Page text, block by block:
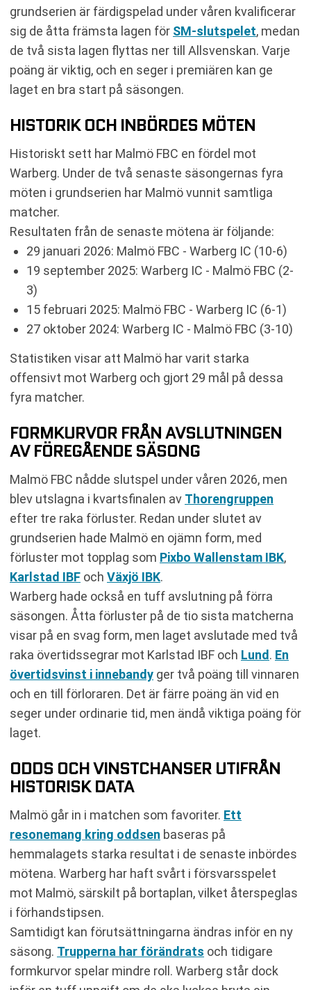
grundserien är färdigspelad under våren kvalificerar
sig de åtta främsta lagen för SM-slutspelet, medan
de två sista lagen flyttas ner till Allsvenskan. Varje
poäng är viktig, och en seger i premiären kan ge
laget en bra start på säsongen.
HISTORIK OCH INBÖRDES MÖTEN
Historiskt sett har Malmö FBC en fördel mot
Warberg. Under de två senaste säsongernas fyra
möten i grundserien har Malmö vunnit samtliga
matcher.
Resultaten från de senaste mötena är följande:
29 januari 2026: Malmö FBC - Warberg IC (10-6)
19 september 2025: Warberg IC - Malmö FBC (2-
3)
15 februari 2025: Malmö FBC - Warberg IC (6-1)
27 oktober 2024: Warberg IC - Malmö FBC (3-10)
Statistiken visar att Malmö har varit starka
offensivt mot Warberg och gjort 29 mål på dessa
fyra matcher.
FORMKURVOR FRÅN AVSLUTNINGEN
AV FÖREGÅENDE SÄSONG
Malmö FBC nådde slutspel under våren 2026, men
blev utslagna i kvartsfinalen av Thorengruppen
efter tre raka förluster. Redan under slutet av
grundserien hade Malmö en ojämn form, med
förluster mot topplag som Pixbo Wallenstam IBK,
Karlstad IBF och Växjö IBK.
Warberg hade också en tuff avslutning på förra
säsongen. Åtta förluster på de tio sista matcherna
visar på en svag form, men laget avslutade med två
raka övertidssegrar mot Karlstad IBF och Lund. En
övertidsvinst i innebandy ger två poäng till vinnaren
och en till förloraren. Det är färre poäng än vid en
seger under ordinarie tid, men ändå viktiga poäng för
laget.
ODDS OCH VINSTCHANSER UTIFRÅN
HISTORISK DATA
Malmö går in i matchen som favoriter. Ett
resonemang kring oddsen baseras på
hemmalagets starka resultat i de senaste inbördes
mötena. Warberg har haft svårt i försvarsspelet
mot Malmö, särskilt på bortaplan, vilket återspeglas
i förhandstipsen.
Samtidigt kan förutsättningarna ändras inför en ny
säsong. Trupperna har förändrats och tidigare
formkurvor spelar mindre roll. Warberg står dock